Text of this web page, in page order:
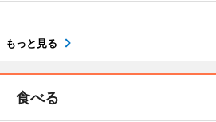
もっと見る
食べる